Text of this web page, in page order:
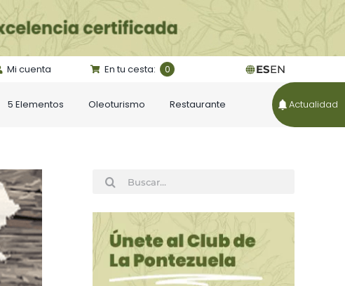
Mi cuenta En tu cesta: 0 ESEN
5 Elementos Oleoturismo Restaurante Actualidad
Buscar: